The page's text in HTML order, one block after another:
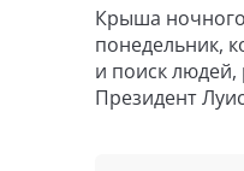
Крыша
понедельник,
и поиск
Президент